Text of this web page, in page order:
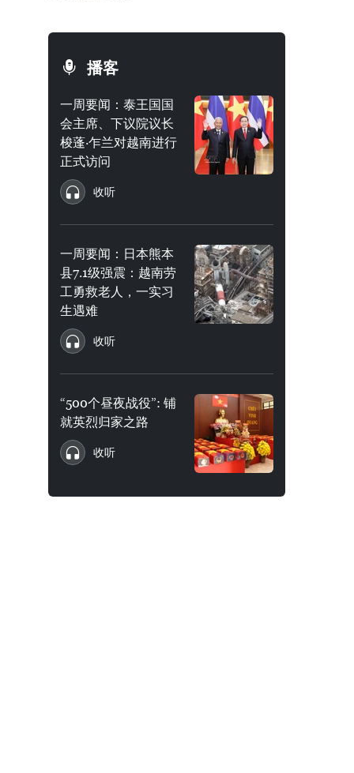
播客
一周要闻：泰王国国
会主席、下议院议长
梭蓬·乍兰对越南进行
正式访问
收听
一周要闻：日本熊本
县7.1级强震：越南劳
工勇救老人，一实习
生遇难
收听
“500个昼夜战役”: 铺
就英烈归家之路
收听